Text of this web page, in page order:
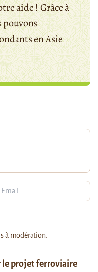
aide ! Grâce à
pouvons
en Asie
le projet ferroviaire
à modération.